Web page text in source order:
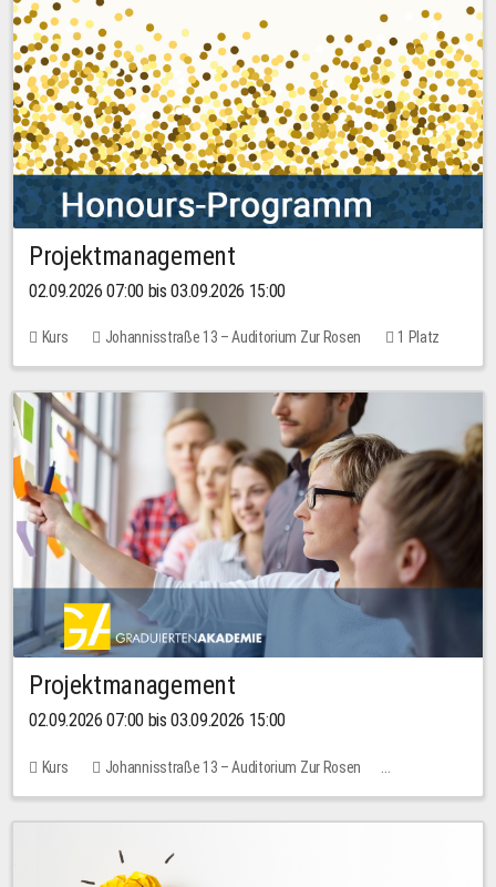
Projektmanagement
02.09.2026 07:00 bis 03.09.2026 15:00
Kurs Johannisstraße 13 – Auditorium Zur Rosen 1 Platz
Projektmanagement
02.09.2026 07:00 bis 03.09.2026 15:00
Kurs
Johannisstraße 13 – Auditorium Zur Rosen
Keine freien Plätze
30,00 EUR